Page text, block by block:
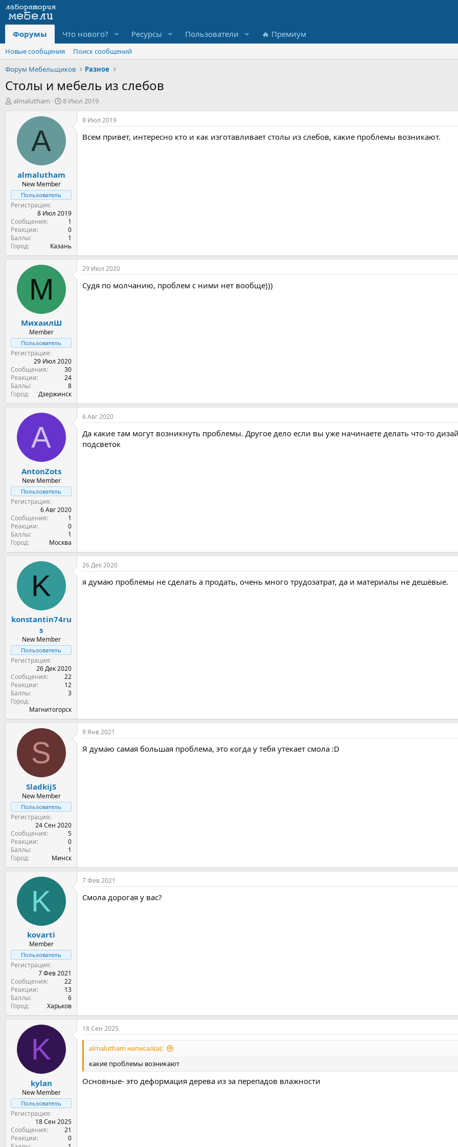
Форумы Что нового? Ресурсы Пользователи 🔥 Премиум
Новые сообщения
Поиск сообщений
Форум Мебельщиков
Разное
Столы и мебель из слебов
А
ы
almalutham
Д
а
н
а
ч
л
8 Июл 2019
A
almalutham
New Member
Пользователь
Регистрация
8 Июл 2019
Сообщения
1
Реакции
0
Баллы
1
Город
Казань
8 Июл 2019
Всем привет, интересно кто и как изготавливает столы из слебов, какие проблемы возникают.
М
МихаилШ
Member
Пользователь
Регистрация
29 Июл 2020
Сообщения
30
Реакции
24
Баллы
8
Город
Дзержинск
29 Июл 2020
Судя по молчанию, проблем с ними нет вообще)))
A
AntonZots
New Member
Пользователь
Регистрация
6 Авг 2020
Сообщения
1
Реакции
0
Баллы
1
Город
Москва
6 Авг 2020
Да какие там могут возникнуть проблемы. Другое дело если вы уже начинаете делать что-то
подсветок
K
konstantin74ru
s
New Member
Пользователь
Регистрация
26 Дек 2020
Сообщения
22
Реакции
12
Баллы
3
Город
Магнитогорск
26 Дек 2020
я думаю проблемы не сделать а продать, очень много трудозатрат, да и материалы не дешёвые.
S
SladkijS
New Member
Пользователь
Регистрация
24 Сен 2020
Сообщения
5
Реакции
0
Баллы
1
Город
Минск
9 Янв 2021
Я думаю самая большая проблема, это когда у тебя утекает смола :D
K
kovarti
Member
Пользователь
Регистрация
7 Фев 2021
Сообщения
22
Реакции
13
Баллы
6
Город
Харьков
7 Фев 2021
Смола дорогая у вас?
K
kylan
New Member
Пользователь
Регистрация
18 Сен 2025
Сообщения
21
Реакции
0
18 Сен 2025
almalutham написал(а):
какие проблемы возникают
Основные- это деформация дерева из за перепадов влажности